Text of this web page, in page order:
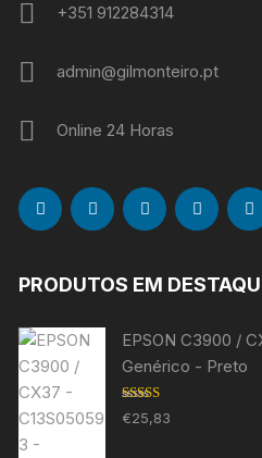
+351 912284314
admin@gilmonteiro.pt
Online 24 Horas
PRODUTOS EM
EPSON C3900 /
Genérico - Preto
Avaliação
5.00de 5
€25,83